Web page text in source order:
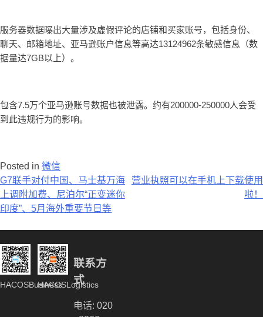
服务器数据曝出大量涉及虚假评论的店铺和买家账号，包括身份、
聊天、邮箱地址、亚马逊账户信息等高达13124962条敏感信息（数
据量达7GB以上）。
包含7.5万个亚马逊账号数据也被泄露。约有200000-250000人会受
到此违规行为的影响。
Posted in 微信
文
章
航
G7联手对付中国、马士基万海
上调附加费、尼泊尔“正变迷你
印度”、5月海外重要节日等
营业执照可以在手机上下载使用
啦！
HACOSBusinessHACOSLogistics
联系方
式
电话: 020